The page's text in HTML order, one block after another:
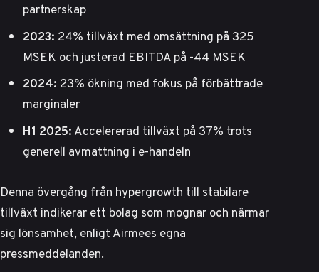
partnerskap
2023: 24% tillväxt med omsättning på 325
MSEK och justerad EBITDA på -44 MSEK
2024: 23% ökning med fokus på förbättrade
marginaler
H1 2025:Accelererad tillväxt på 37% trots
generell avmattning i e-handeln
Denna övergång från hypergrowth till stabilare
tillväxt indikerar ett bolag som mognar och närmar
sig lönsamhet, enligtAirmees egna
pressmeddelanden.